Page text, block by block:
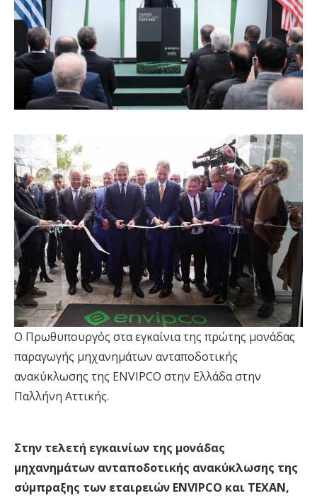
Ο Πρωθυπουργός στα εγκαίνια της πρώτης μονάδας
παραγωγής μηχανημάτων ανταποδοτικής
ανακύκλωσης της ENVIPCO στην Ελλάδα στην
Παλλήνη Αττικής.
Στην τελετή εγκαινίων της μονάδας
μηχανημάτων ανταποδοτικής ανακύκλωσης της
σύμπραξης των εταιρειών ENVIPCO και ΤΕΧΑΝ,